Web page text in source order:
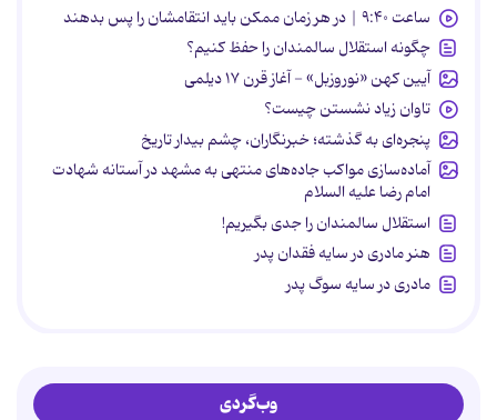
ساعت ۹:۴۰ | در هر زمان ممکن باید انتقامشان را پس بدهند
چگونه استقلال سالمندان را حفظ کنیم؟
آیین کهن «نوروزبل» - آغاز قرن ۱۷ دیلمی
تاوان زیاد نشستن چیست؟
پنجره‌ای به گذشته؛ خبرنگاران، چشم بیدار تاریخ
آماده‌سازی مواکب جاده‌های منتهی به مشهد در آستانه شهادت
امام رضا علیه السلام
استقلال سالمندان را جدی بگیریم!
هنر مادری در سایه‌ فقدان پدر
مادری در سایه سوگ پدر
وب‌گردی